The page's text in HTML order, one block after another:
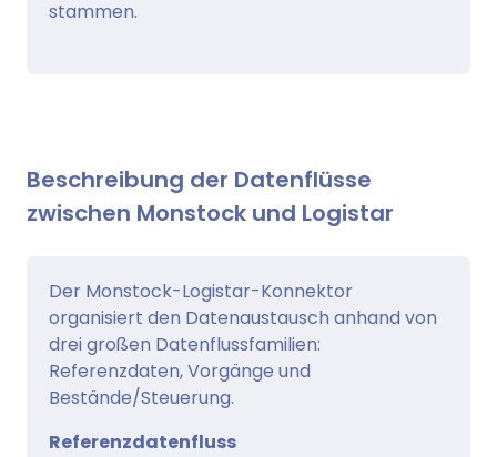
stammen.
Beschreibung der Datenflüsse
zwischen Monstock und Logistar
Der Monstock-Logistar-Konnektor
organisiert den Datenaustausch anhand von
drei großen Datenflussfamilien:
Referenzdaten, Vorgänge und
Bestände/Steuerung.
Referenzdatenfluss